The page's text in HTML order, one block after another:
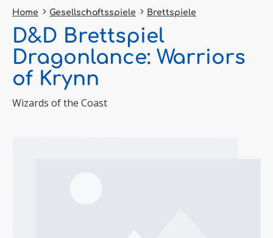
Home Gesellschaftsspiele Brettspiele
D&D Brettspiel
Dragonlance: Warriors
of Krynn
Wizards of the Coast